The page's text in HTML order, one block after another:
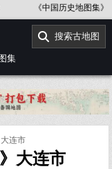
史地图集》金、南宋
集
搜索古地图
连市
大连市